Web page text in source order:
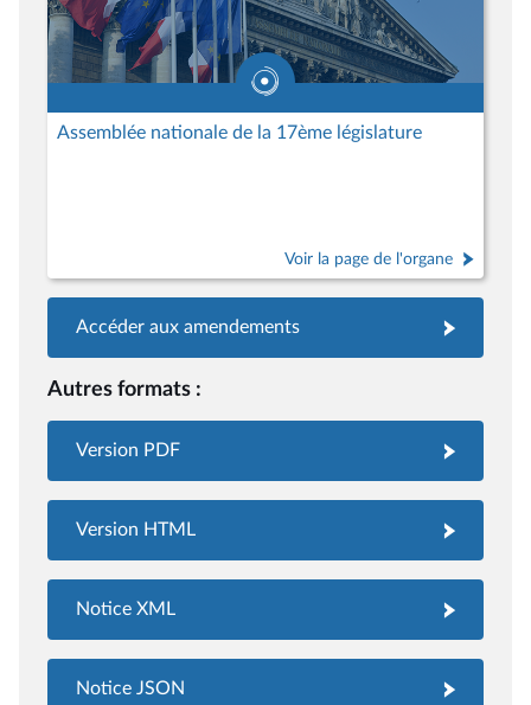
Assemblée nationale de la 17ème législature
Voir la page de l'organe
Accéder aux amendements
Autres formats :
Version PDF
Version HTML
Notice XML
Notice JSON